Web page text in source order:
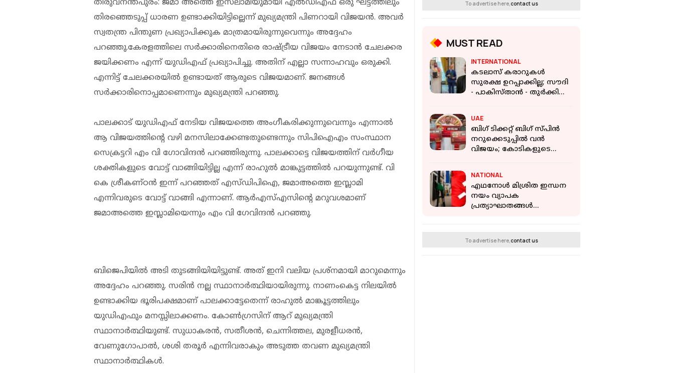
തിരുവനന്തപുരം: ജമാ അത്തെ ഇസ്‌ലാമിയുമായി എല്‍ഡിഎഫ് ഒരു ഘട്ടത്തിലും
തിരഞ്ഞെടുപ്പ് ധാരണ ഉണ്ടാക്കിയിട്ടില്ലെന്ന് മുഖ്യമന്ത്രി പിണറായി വിജയന്‍. അവര്‍
സ്വതന്ത്ര പിന്തുണ പ്രഖ്യാപിക്കുക മാത്രമായിരുന്നുവെന്നും അദ്ദേഹം
പറഞ്ഞു.കേരളത്തിലെ സര്‍ക്കാരിനെതിരെ രാഷ്ട്രീയ വിജയം നേടാന്‍ ചേലക്കര
ജയിക്കണം എന്ന് യുഡിഎഫ് പ്രഖ്യാപിച്ചു. അതിന് എല്ലാ സന്നാഹവും ഒരുക്കി.
എന്നിട്ട് ചേലക്കരയില്‍ ഉണ്ടായത് ആരുടെ വിജയമാണ്. ജനങ്ങള്‍
സര്‍ക്കാരിനൊപ്പമാണെന്നും മുഖ്യമന്ത്രി പറഞ്ഞു.
പാലക്കാട് യുഡിഎഫ് നേടിയ വിജയത്തെ അംഗീകരിക്കുന്നുവെന്നും എന്നാല്‍
ആ വിജയത്തിന്റെ വഴി മനസിലാക്കേണ്ടതുണ്ടെന്നും സിപിഐഎം സംസ്ഥാന
സെക്രട്ടറി എം വി ഗോവിന്ദന്‍ പറഞ്ഞിരുന്നു. പാലക്കാട്ടെ വിജയത്തിന് വര്‍ഗീയ
ശക്തികളുടെ വോട്ട് വാങ്ങിയിട്ടില്ല എന്ന് രാഹുല്‍ മാങ്കുട്ടത്തില്‍ പറയുന്നുണ്ട്. വി
കെ ശ്രീകണ്ഠന്‍ ഇന്ന് പറഞ്ഞത് എസ്ഡിപിഐ, ജമാഅത്തെ ഇസ്ലാമി
എന്നിവരുടെ വോട്ട് വാങ്ങി എന്നാണ്. ആര്‍എസ്എസിന്റെ മറുവശമാണ്
ജമാഅത്തെ ഇസ്ലാമിയെന്നും എം വി ഗേവിന്ദന്‍ പറഞ്ഞു.
ബിജെപിയില്‍ അടി തുടങ്ങിയിയിട്ടുണ്ട്. അത് ഇനി വലിയ പ്രശ്നമായി മാറുമെന്നും
അദ്ദേഹം പറഞ്ഞു. സരിന്‍ നല്ല സ്ഥാനാര്‍ത്ഥിയായിരുന്നു. നാണംകെട്ട നിലയില്‍
ഉണ്ടാക്കിയ ഭൂരിപക്ഷമാണ് പാലക്കാട്ടേതെന്ന് രാഹുല്‍ മാങ്കൂട്ടത്തിലും
യുഡിഎഫും മനസ്സിലാക്കണം. കോണ്‍ഗ്രസിന് ആറ് മുഖ്യമന്ത്രി
സ്ഥാനാര്‍ത്ഥിയുണ്ട്. സുധാകരന്‍, സതീശന്‍, ചെന്നിത്തല, മുരളീധരന്‍,
വേണുഗോപാല്‍, ശശി തരൂര്‍ എന്നിവരാകും അടുത്ത തവണ മുഖ്യമന്ത്രി
സ്ഥാനാര്‍ത്ഥികള്‍.
To advertise here, contact us
MUST READ
INTERNATIONAL
കടലാസ് കരാറുകൾ
സുരക്ഷ ഉറപ്പാക്കില്ല; സൗദി
- പാകിസ്താൻ - തുർക്കി
UAE
ബിഗ് ടിക്കറ്റ് ബിഗ് സ്പിൻ
നറുക്കെടുപ്പിൽ വൻ
വിജയം; കോടികളുടെ
NATIONAL
എഥനോൾ മിശ്രിത ഇന്ധന
നയം വ്യാപക
പ്രത്യാഘാതങ്ങൾ
സിപിഐഎം
To advertise here, contact us